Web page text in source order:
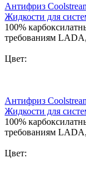
Антифриз
Жидкости для
100%
требованиям
Цвет:
Антифриз
Жидкости для
100%
требованиям
Цвет: